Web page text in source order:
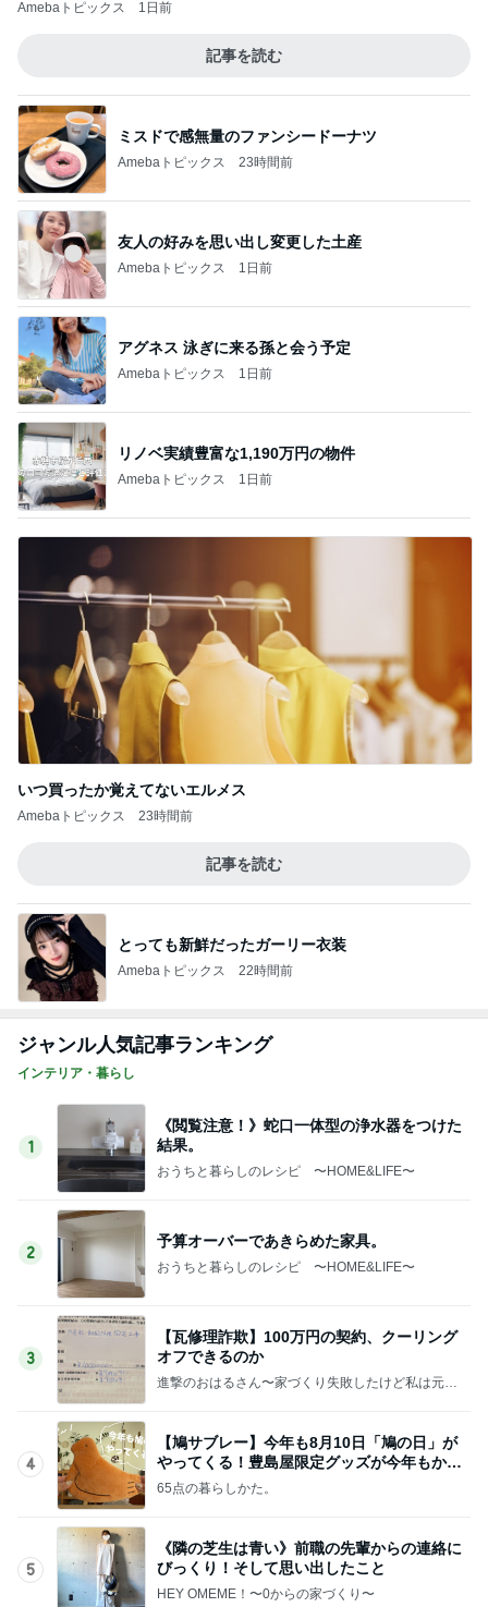
Amebaトピックス 1日前
記事を読む
ミスドで感無量のファンシードーナツ
Amebaトピックス 23時間前
友人の好みを思い出し変更した土産
Amebaトピックス 1日前
アグネス 泳ぎに来る孫と会う予定
Amebaトピックス 1日前
リノベ実績豊富な1,190万円の物件
Amebaトピックス 1日前
いつ買ったか覚えてないエルメス
Amebaトピックス 23時間前
記事を読む
とっても新鮮だったガーリー衣装
Amebaトピックス 22時間前
ジャンル人気記事ランキング
インテリア・暮らし
1
《閲覧注意！》蛇口一体型の浄水器をつけた
結果。
おうちと暮らしのレシピ 〜HOME&LIFE〜
2
予算オーバーであきらめた家具。
おうちと暮らしのレシピ 〜HOME&LIFE〜
3
【瓦修理詐欺】100万円の契約、クーリング
オフできるのか
進撃のおはるさん〜家づくり失敗したけど私は元気
4
【鳩サブレー】今年も8月10日「鳩の日」が
やってくる！豊島屋限定グッズが今年もかわ
いすぎる♡
65点の暮らしかた。
5
《隣の芝生は青い》前職の先輩からの連絡に
びっくり！そして思い出したこと
HEY OMEME！〜0からの家づくり〜